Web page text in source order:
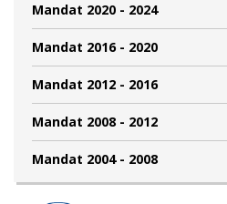
Mandat 2020 - 2024
Mandat 2016 - 2020
Mandat 2012 - 2016
Mandat 2008 - 2012
Mandat 2004 - 2008